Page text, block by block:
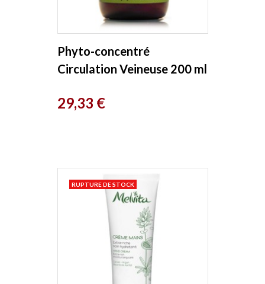
Phyto-concentré
Circulation Veineuse 200 ml
Prix
29,33 €
RUPTURE DE STOCK